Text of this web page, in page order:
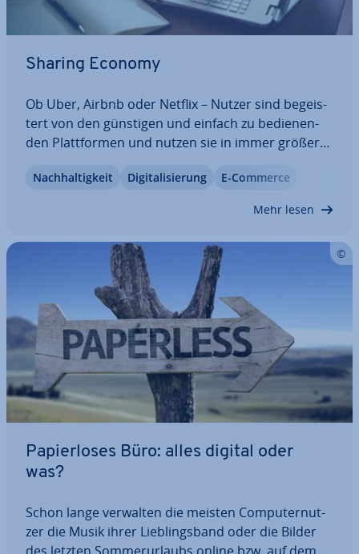
Sharing Economy
Ob Uber, Airbnb oder Netflix – Nutzer sind be­geis­
tert von den günstigen und einfach zu be­die­nen­
den Platt­for­men und nutzen sie in immer größerer
zunehmend nervös, da die Kunden abwandern. Im
Nach­hal­tig­keit Di­gi­ta­li­sie­rung E-Commerce
Mehr lesen
Pa­pier­lo­ses Büro: alles digital oder
was?
Schon lange verwalten die meisten Com­pu­ter­nut­
zer die Musik ihrer Lieb­lings­band oder die Bilder